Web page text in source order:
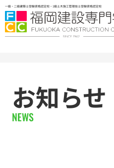
一級・二級建築士受験資格認定校・1級土木施工管理技士受験資格認定校
お知らせ
NEWS